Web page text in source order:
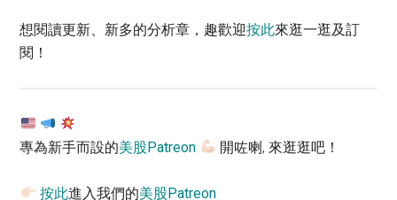
想閱讀更新、新多的分析章，趣歡迎按此來逛一逛及訂
閱！
專為新手而設的美股Patreon 開咗喇, 來逛逛吧！
按此進入我們的美股Patreon